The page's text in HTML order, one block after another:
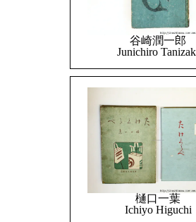
谷崎潤一郎
Junichiro
樋口一葉
Ichiyo Higuchi